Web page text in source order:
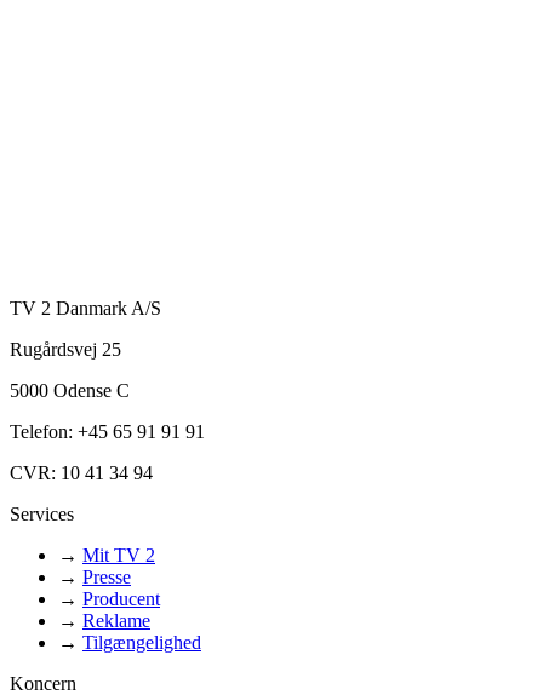
TV 2 Danmark A/S
Rugårdsvej 25
5000 Odense C
Telefon: +45 65 91 91 91
CVR: 10 41 34 94
Services
→ Mit TV 2
→ Presse
→ Producent
→ Reklame
→ Tilgængelighed
Koncern